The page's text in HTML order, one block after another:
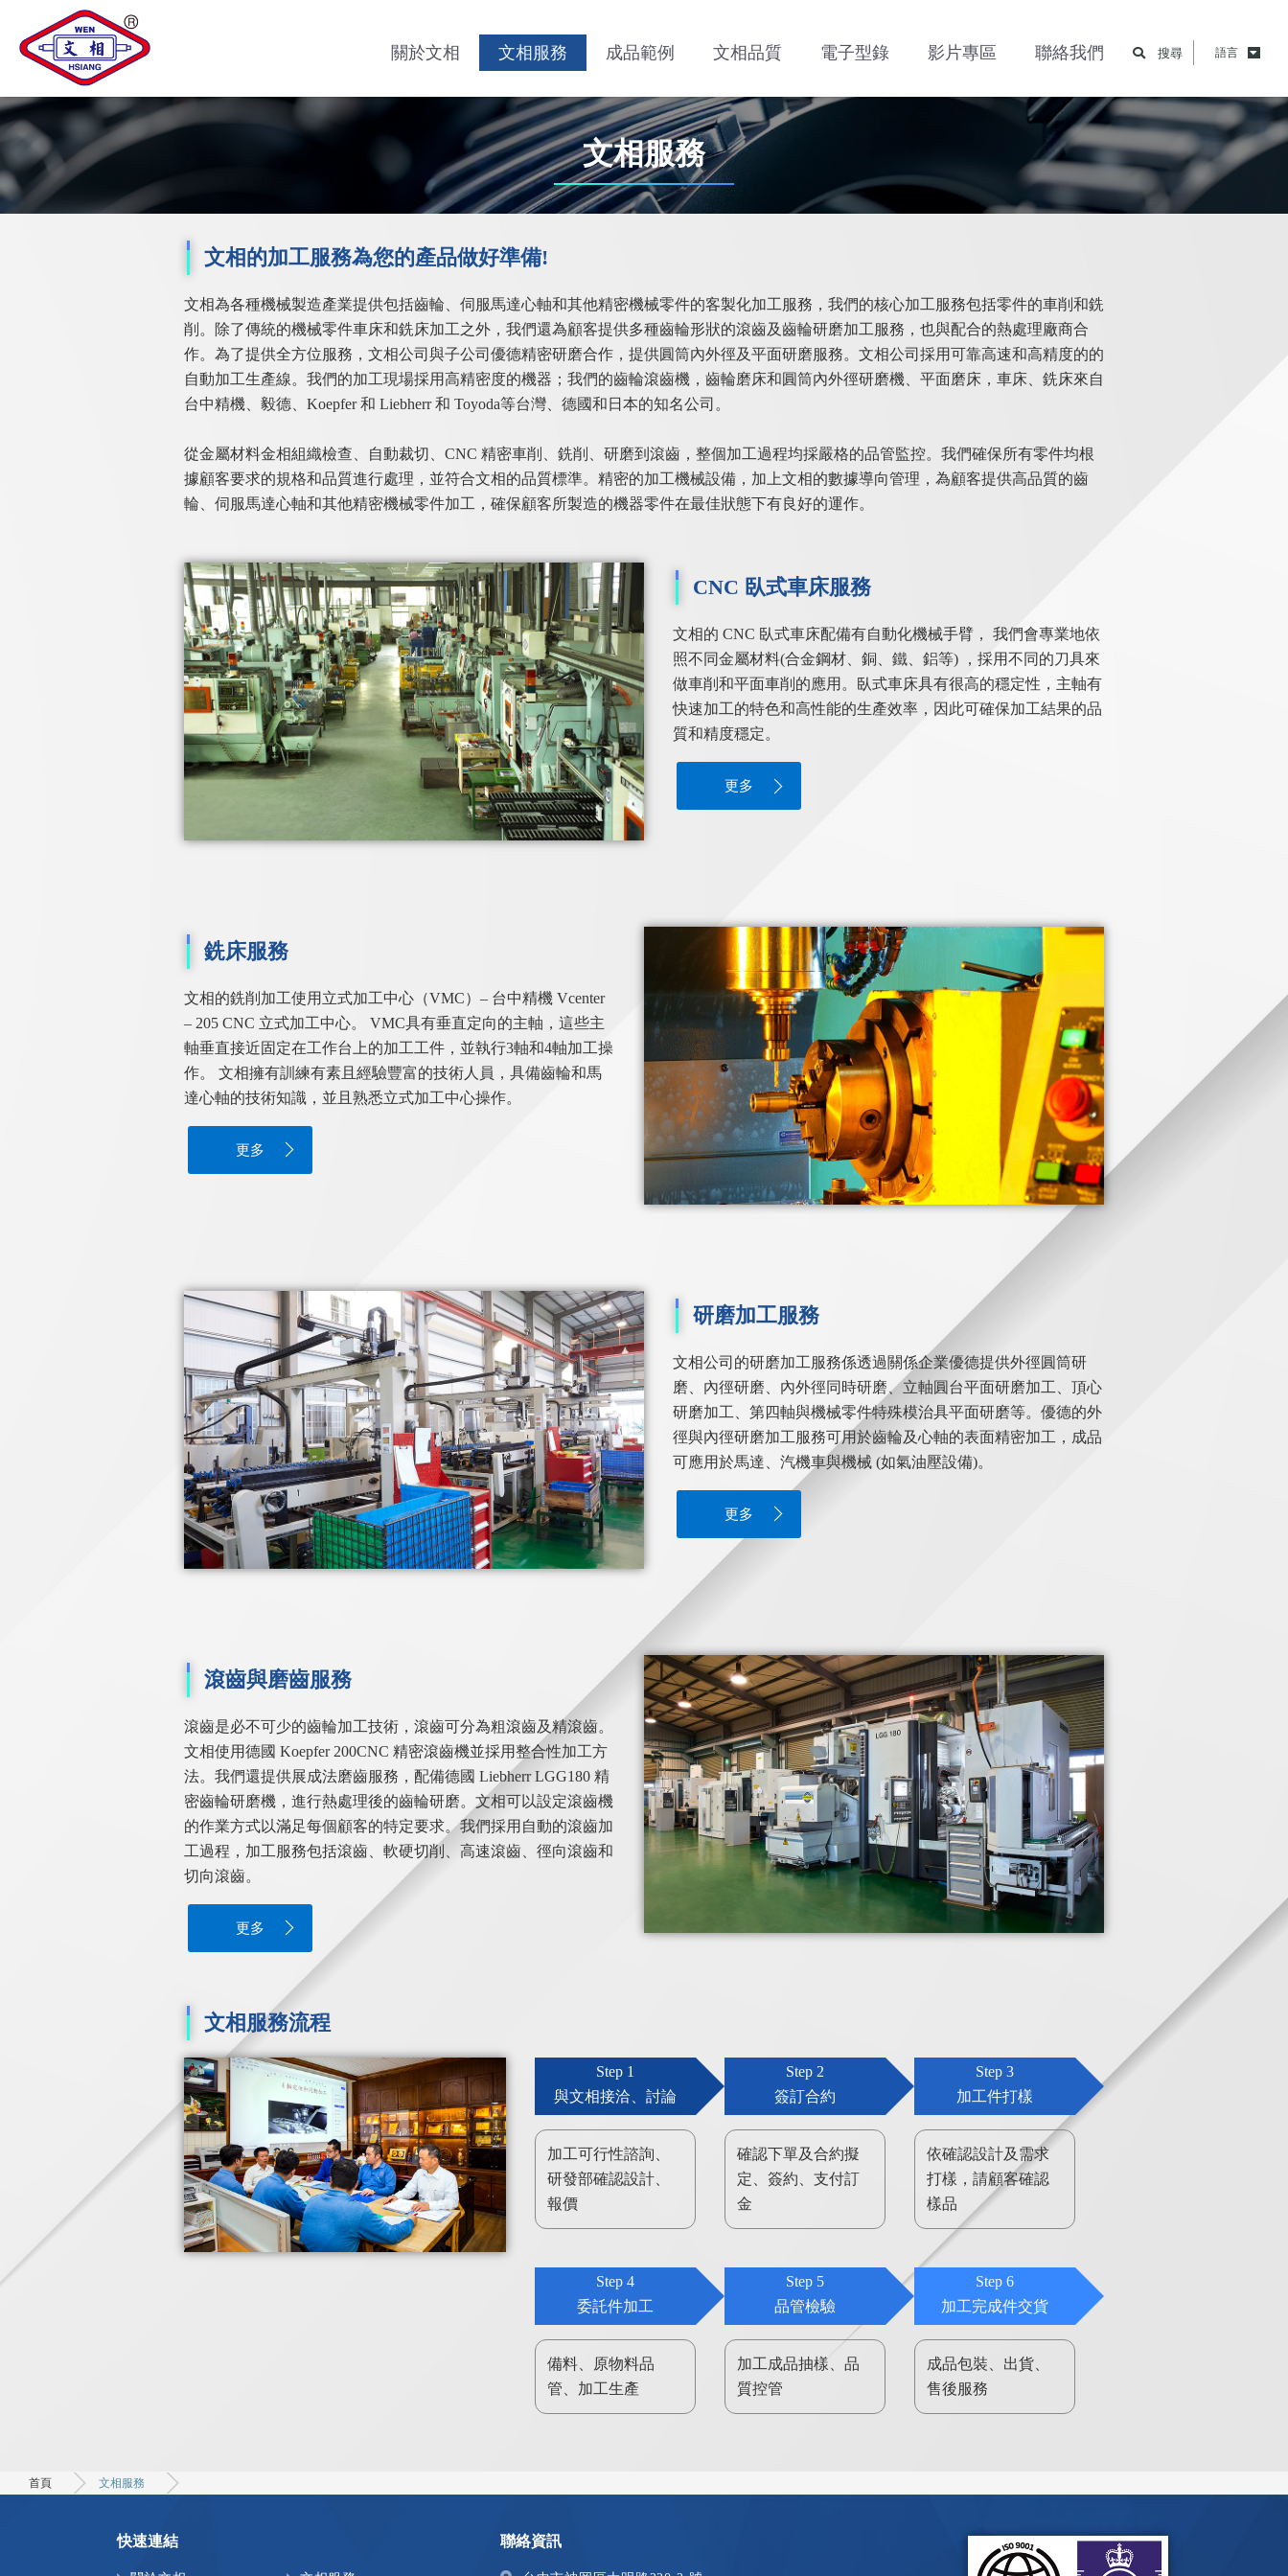
關於文相 文相服務 成品範例 文相品質 電子型錄 影片專區 聯絡我們 搜尋 語言
文相服務
文相的加工服務為您的產品做好準備!
文相為各種機械製造產業提供包括齒輪、伺服馬達心軸和其他精密機械零件的客製化加工服務，我們的核心加工服務包括零件的車削和銑
削。除了傳統的機械零件車床和銑床加工之外，我們還為顧客提供多種齒輪形狀的滾齒及齒輪研磨加工服務，也與配合的熱處理廠商合
作。為了提供全方位服務，文相公司與子公司優德精密研磨合作，提供圓筒內外徑及平面研磨服務。文相公司採用可靠高速和高精度的的
自動加工生產線。我們的加工現場採用高精密度的機器；我們的齒輪滾齒機，齒輪磨床和圓筒內外徑研磨機、平面磨床，車床、銑床來自
台中精機、毅德、Koepfer 和 Liebherr 和 Toyoda等台灣、德國和日本的知名公司。
從金屬材料金相組織檢查、自動裁切、CNC 精密車削、銑削、研磨到滾齒，整個加工過程均採嚴格的品管監控。我們確保所有零件均根
據顧客要求的規格和品質進行處理，並符合文相的品質標準。精密的加工機械設備，加上文相的數據導向管理，為顧客提供高品質的齒
輪、伺服馬達心軸和其他精密機械零件加工，確保顧客所製造的機器零件在最佳狀態下有良好的運作。
CNC 臥式車床服務
文相的 CNC 臥式車床配備有自動化機械手臂， 我們會專業地依
照不同金屬材料(合金鋼材、銅、鐵、鋁等) ，採用不同的刀具來
做車削和平面車削的應用。臥式車床具有很高的穩定性，主軸有
快速加工的特色和高性能的生產效率，因此可確保加工結果的品
質和精度穩定。
更多
銑床服務
文相的銑削加工使用立式加工中心（VMC）– 台中精機 Vcenter
– 205 CNC 立式加工中心。 VMC具有垂直定向的主軸，這些主
軸垂直接近固定在工作台上的加工工件，並執行3軸和4軸加工操
作。 文相擁有訓練有素且經驗豐富的技術人員，具備齒輪和馬
達心軸的技術知識，並且熟悉立式加工中心操作。
更多
研磨加工服務
文相公司的研磨加工服務係透過關係企業優德提供外徑圓筒研
磨、內徑研磨、內外徑同時研磨、立軸圓台平面研磨加工、頂心
研磨加工、第四軸與機械零件特殊模治具平面研磨等。優德的外
徑與內徑研磨加工服務可用於齒輪及心軸的表面精密加工，成品
可應用於馬達、汽機車與機械 (如氣油壓設備)。
更多
滾齒與磨齒服務
滾齒是必不可少的齒輪加工技術，滾齒可分為粗滾齒及精滾齒。
文相使用德國 Koepfer 200CNC 精密滾齒機並採用整合性加工方
法。我們還提供展成法磨齒服務，配備德國 Liebherr LGG180 精
密齒輪研磨機，進行熱處理後的齒輪研磨。文相可以設定滾齒機
的作業方式以滿足每個顧客的特定要求。我們採用自動的滾齒加
工過程，加工服務包括滾齒、軟硬切削、高速滾齒、徑向滾齒和
切向滾齒。
更多
文相服務流程
Step 1
與文相接洽、討論
加工可行性諮詢、
研發部確認設計、
報價
Step 2
簽訂合約
確認下單及合約擬
定、簽約、支付訂
金
Step 3
加工件打樣
依確認設計及需求
打樣，請顧客確認
樣品
Step 4
委託件加工
備料、原物料品
管、加工生產
Step 5
品管檢驗
加工成品抽樣、品
質控管
Step 6
加工完成件交貨
成品包裝、出貨、
售後服務
首頁 文相服務
快速連結 聯絡資訊